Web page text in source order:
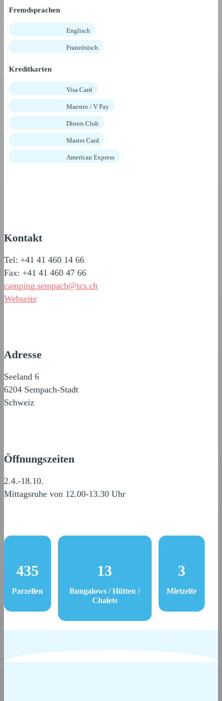
Fremdsprachen
Englisch
Französisch
Kreditkarten
Visa Card
Maestro / V Pay
Diners Club
Master Card
American Express
Kontakt
Tel: +41 41 460 14 66
Fax: +41 41 460 47 66
camping.sempach@tcs.ch
Webseite
Adresse
Seeland 6
6204 Sempach-Stadt
Schweiz
Öffnungszeiten
2.4.-18.10.
Mittagsruhe von 12.00-13.30 Uhr
435
Parzellen
13
Bungalows / Hütten /
Chalets
3
Mietzelte